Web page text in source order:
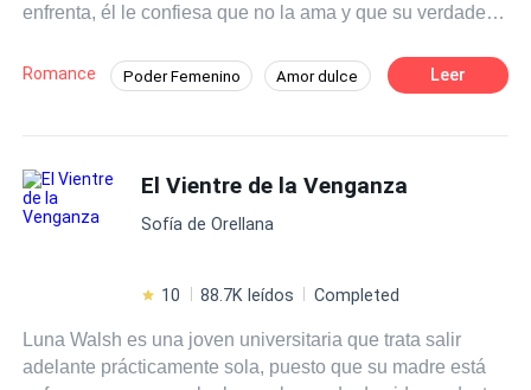
enfrenta, él le confiesa que no la ama y que su verdadero
discusión, son atacados por miembros de la organización
criminal "La Baraja". Impotente, ve cómo Román salva a
morirá y a Odele se le rompe el corazón una vez más.
Más tarde, Odele despierta en un basurero en otro país,
no sabe cómo llegó a ahí, pero está viva y parece que
idioma de ese lugar, Odele se hace una promesa: Volverá
Romance Poder Femenino Amor dulce
Desafío a las Expectativas
Leer
El Vientre de la Venganza
Sofía de Orellana
10 88.7K leídos Completed
Luna Walsh es una joven universitaria que trata salir
adelante prácticamente sola, puesto que su madre está